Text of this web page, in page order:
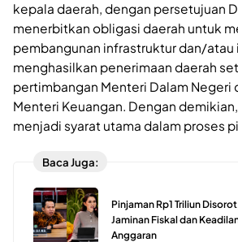
kepala daerah, dengan persetujuan
menerbitkan obligasi daerah untuk
pembangunan infrastruktur dan/atau
menghasilkan penerimaan daerah
pertimbangan Menteri Dalam Negeri
Menteri Keuangan. Dengan
menjadi syarat utama dalam proses
Baca Juga:
Pinjaman Rp1 Triliun
Jaminan Fiskal dan
Anggaran